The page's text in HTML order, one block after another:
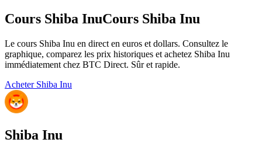
Cours Shiba InuCours Shiba Inu
Le cours Shiba Inu en direct en euros et dollars. Consultez le
graphique, comparez les prix historiques et achetez Shiba Inu
immédiatement chez BTC Direct. Sûr et rapide.
Acheter Shiba Inu
Shiba Inu